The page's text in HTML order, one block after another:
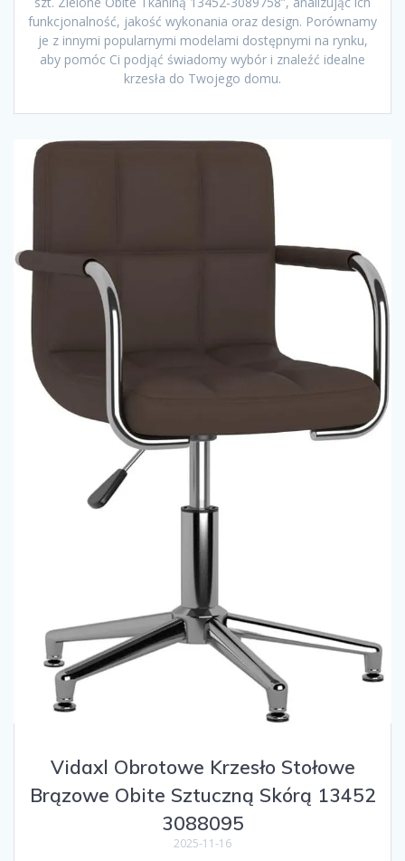
funkcjonalność, jakość wykonania oraz design. Porównamy
je z innymi popularnymi modelami dostępnymi na rynku,
aby pomóc Ci podjąć świadomy wybór i znaleźć idealne
krzesła do Twojego domu.
Vidaxl Obrotowe Krzesło Stołowe
Brązowe Obite Sztuczną Skórą 13452
3088095
2025-11-16